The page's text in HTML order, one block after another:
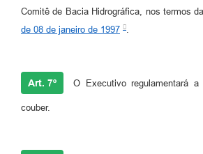
Comitê de Bacia Hidrográfica, nos termos da
de 08 de janeiro de 1997
.
Art. 7º O Executivo regulamentará
couber.